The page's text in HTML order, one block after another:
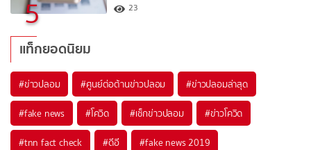
5 23
แท็กยอดนิยม
#ข่าวปลอม #ศูนย์ต่อต้านข่าวปลอม #ข่าวปลอมล่าสุด
#fake news #โควิด #เช็กข่าวปลอม #ข่าวโควิด
#tnn fact check #ดีอี #fake news 2019